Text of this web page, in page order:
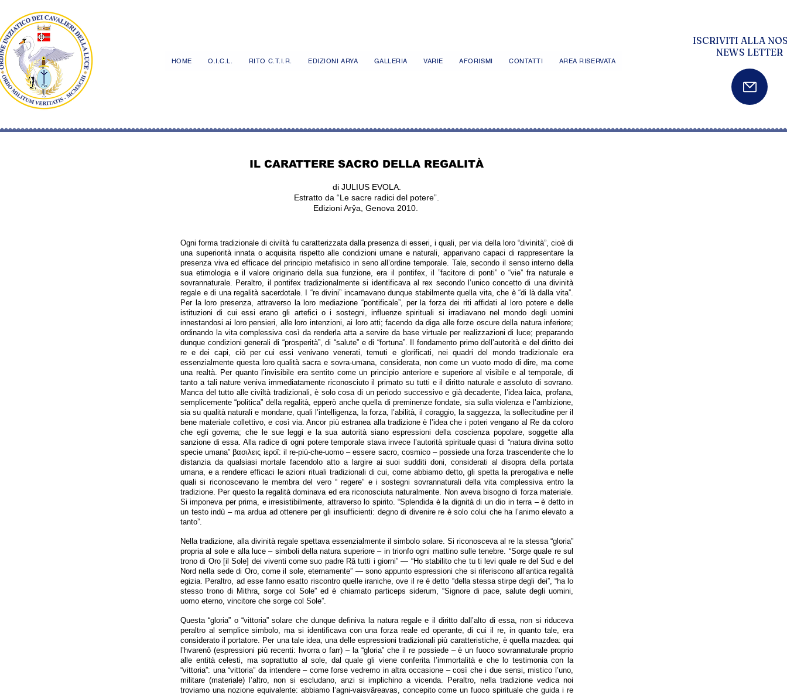
HOME O.I.C.L. RITO C.T.I.R. EDIZIONI ARYA GALLERIA VARIE AFORISMI CONTATTI AREA RISERVATA
ISCRIVITI ALLA
NEWS LETTER
IL CARATTERE SACRO DELLA REGALITÀ
di JULIUS EVOLA.
Estratto da “Le sacre radici del potere”.
Edizioni Arŷa, Genova 2010.
Ogni forma tradizionale di civiltà fu caratterizzata dalla presenza di esseri, i quali, per via della loro “divinità”, cioè di
una superiorità innata o acquisita rispetto alle condizioni umane e naturali, apparivano capaci di rappresentare la
presenza viva ed efficace del principio metafisico in seno all’ordine temporale. Tale, secondo il senso interno della
sua etimologia e il valore originario della sua funzione, era il pontifex, il ”facitore di ponti” o “vie” fra naturale e
sovrannaturale. Peraltro, il pontifex tradizionalmente si identificava al rex secondo l’unico concetto di una divinità
regale e di una regalità sacerdotale. I “re divini” incarnavano dunque stabilmente quella vita, che è “di là dalla vita”.
Per la loro presenza, attraverso la loro mediazione “pontificale”, per la forza dei riti affidati al loro potere e delle
istituzioni di cui essi erano gli artefici o i sostegni, influenze spirituali si irradiavano nel mondo degli uomini
innestandosi ai loro pensieri, alle loro intenzioni, ai loro atti; facendo da diga alle forze oscure della natura inferiore;
ordinando la vita complessiva così da renderla atta a servire da base virtuale per realizzazioni di luce; preparando
dunque condizioni generali di “prosperità”, di “salute” e di “fortuna”. Il fondamento primo dell’autorità e del diritto dei
re e dei capi, ciò per cui essi venivano venerati, temuti e glorificati, nei quadri del mondo tradizionale era
essenzialmente questa loro qualità sacra e sovra-umana, considerata, non come un vuoto modo di dire, ma come
una realtà. Per quanto l’invisibile era sentito come un principio anteriore e superiore al visibile e al temporale, di
tanto a tali nature veniva immediatamente riconosciuto il primato su tutti e il diritto naturale e assoluto di sovrano.
Manca del tutto alle civiltà tradizionali, è solo cosa di un periodo successivo e già decadente, l’idea laica, profana,
semplicemente “politica” della regalità, epperò anche quella di preminenze fondate, sia sulla violenza e l’ambizione,
sia su qualità naturali e mondane, quali l’intelligenza, la forza, l’abilità, il coraggio, la saggezza, la sollecitudine per il
bene materiale collettivo, e così via. Ancor più estranea alla tradizione è l’idea che i poteri vengano al Re da coloro
che egli governa; che le sue leggi e la sua autorità siano espressioni della coscienza popolare, soggette alla
sanzione di essa. Alla radice di ogni potere temporale stava invece l’autorità spirituale quasi di “natura divina sotto
specie umana” βασιλεις ἱεροῖ: il re-più-che-uomo – essere sacro, cosmico – possiede una forza trascendente che lo
distanzia da qualsiasi mortale facendolo atto a largire ai suoi sudditi doni, considerati al disopra della portata
umana, e a rendere efficaci le azioni rituali tradizionali di cui, come abbiamo detto, gli spetta la prerogativa e nelle
quali si riconoscevano le membra del vero “ regere” e i sostegni sovrannaturali della vita complessiva entro la
tradizione. Per questo la regalità dominava ed era riconosciuta naturalmente. Non aveva bisogno di forza materiale.
Si imponeva per prima, e irresistibilmente, attraverso lo spirito. “Splendida è la dignità di un dio in terra – è detto in
un testo indù – ma ardua ad ottenere per gli insufficienti: degno di divenire re è solo colui che ha l’animo elevato a
tanto”.
Nella tradizione, alla divinità regale spettava essenzialmente il simbolo solare. Si riconosceva al re la stessa “gloria”
propria al sole e alla luce – simboli della natura superiore – in trionfo ogni mattino sulle tenebre. “Sorge quale re sul
trono di Oro [il Sole] dei viventi come suo padre Râ tutti i giorni” — “Ho stabilito che tu ti levi quale re del Sud e del
Nord nella sede di Oro, come il sole, eternamente” — sono appunto espressioni che si riferiscono all’antica regalità
egizia. Peraltro, ad esse fanno esatto riscontro quelle iraniche, ove il re è detto “della stessa stirpe degli dei”, “ha lo
stesso trono di Mithra, sorge col Sole” ed è chiamato particeps siderum, “Signore di pace, salute degli uomini,
uomo eterno, vincitore che sorge col Sole”.
Questa “gloria” o “vittoria” solare che dunque definiva la natura regale e il diritto dall’alto di essa, non si riduceva
peraltro al semplice simbolo, ma si identificava con una forza reale ed operante, di cui il re, in quanto tale, era
considerato il portatore. Per una tale idea, una delle espressioni tradizionali più caratteristiche, è quella mazdea: qui
l’hvarenô (espressioni più recenti: hvorra o farr) – la “gloria” che il re possiede – è un fuoco sovrannaturale proprio
alle entità celesti, ma soprattutto al sole, dal quale gli viene conferita l’immortalità e che lo testimonia con la
“vittoria”: una “vittoria” da intendere – come forse vedremo in altra occasione – così che i due sensi, mistico l’uno,
militare (materiale) l’altro, non si escludano, anzi si implichino a vicenda. Peraltro, nella tradizione vedica noi
troviamo una nozione equivalente: abbiamo l’agni-vaisvâreavas, concepito come un fuoco spirituale che guida i re